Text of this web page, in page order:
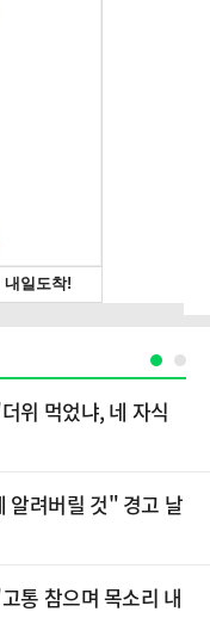
위 먹었냐, 네 자식
려버릴 것" 경고 날
통 참으며 목소리 내